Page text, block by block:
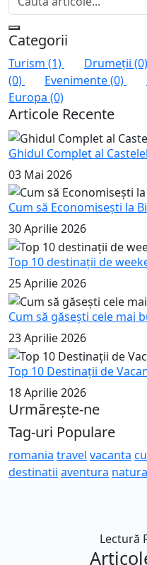
Categorii
Turism (1) Drumeții (0)
(0)
Evenimente(0)
Europa (0)
Articole Recente
Ghidul Complet al
03 Mai 2026
Cum să Economisești la
30 Aprilie 2026
Top 10 destinații de
25 Aprilie 2026
Cum să găsești cele mai
23 Aprilie 2026
Top 10 Destinații de
18 Aprilie 2026
Urmărește-ne
Tag-uri Populare
romania travel vacanta
destinatii aventura natura
Lectură